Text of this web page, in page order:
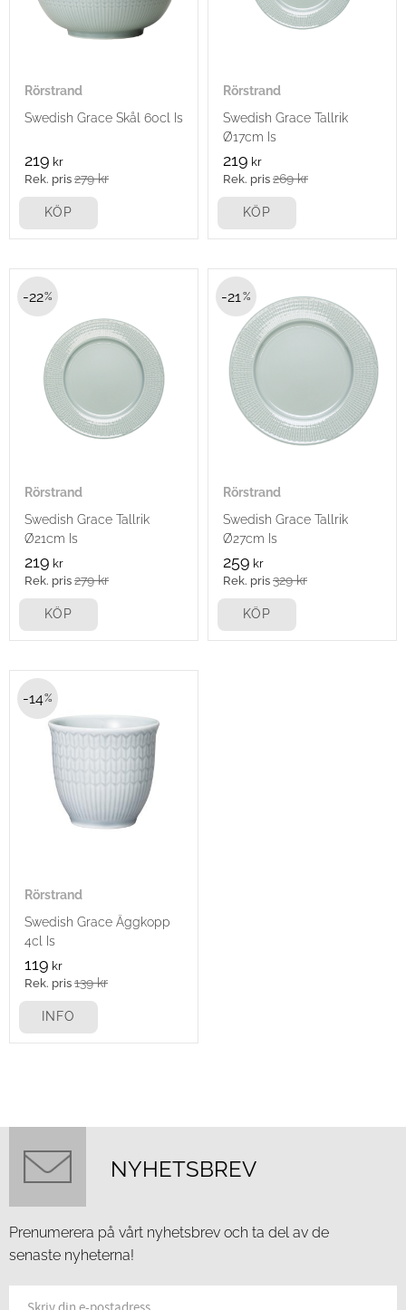
Rörstrand
Swedish Grace Skål 60cl Is
219 kr
279kr
KÖP
Rörstrand
Swedish Grace Tallrik
Ø17cm Is
219 kr
269kr
KÖP
Rörstrand
Swedish Grace Tallrik
Ø21cm Is
219 kr
279kr
22%
KÖP
Rörstrand
Swedish Grace Tallrik
Ø27cm Is
259 kr
329kr
21 %
KÖP
Rörstrand
Swedish Grace Äggkopp
4cl Is
119 kr
139kr
14%
INFO
NYHETSBREV
Prenumerera på vårt nyhetsbrev och ta del av de
senaste nyheterna!